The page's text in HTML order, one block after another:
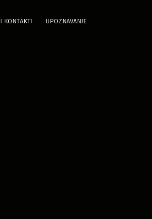
KONTAKTI UPOZNAVANJE